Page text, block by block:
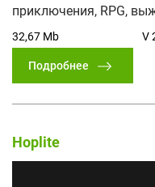
приключения, RPG,
32,67 Mb V
Подробнее
Hoplite